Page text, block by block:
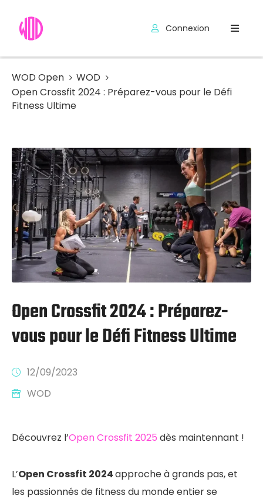
Hyrox
Programmes
Exercices
Outils
Codes
Promo
Connexion
WOD Open
WOD
Open Crossfit 2024 : Préparez-vous pour le Défi
Fitness Ultime
Open Crossfit 2024 : Préparez-
vous pour le Défi Fitness Ultime
12/09/2023
WOD
Découvrez l’Open Crossfit 2025 dès maintennant !
L’Open Crossfit 2024approche à grands pas, et
les passionnés de fitness du monde entier se